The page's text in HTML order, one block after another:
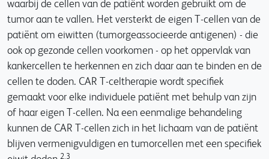
waarbij de cellen van de patiënt worden gebruikt om de
tumor aan te vallen. Het versterkt de eigen T-cellen van de
patiënt om eiwitten (tumorgeassocieerde antigenen) - die
ook op gezonde cellen voorkomen - op het oppervlak van
kankercellen te herkennen en zich daar aan te binden en de
cellen te doden. CAR T-celtherapie wordt specifiek
gemaakt voor elke individuele patiënt met behulp van zijn
of haar eigen T-cellen. Na een eenmalige behandeling
kunnen de CAR T-cellen zich in het lichaam van de patiënt
blijven vermenigvuldigen en tumorcellen met een specifiek
2,3